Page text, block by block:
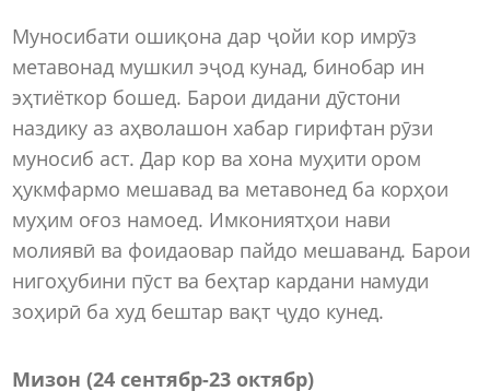
Муносибати ошиқона дар ҷойи кор имрӯз
метавонад мушкил эҷод кунад, бинобар ин
эҳтиёткор бошед. Барои дидани дӯстони
наздику аз аҳволашон хабар гирифтан рӯзи
муносиб аст. Дар кор ва хона муҳити ором
ҳукмфармо мешавад ва метавонед ба корҳои
муҳим оғоз намоед. Имкониятҳои нави
молиявӣ ва фоидаовар пайдо мешаванд. Барои
нигоҳубини пӯст ва беҳтар кардани намуди
зоҳирӣ ба худ бештар вақт ҷудо кунед.
Мизон (24 сентябр-23 октябр)